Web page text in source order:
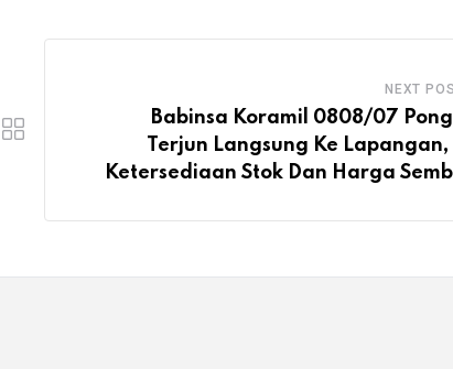
NEXT
Babinsa Koramil 0808/07
Terjun Langsung Ke Lapangan,
Ketersediaan Stok Dan Harga